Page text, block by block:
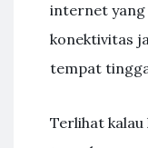
internet yang
konektivitas
tempat
Terlihat kalau